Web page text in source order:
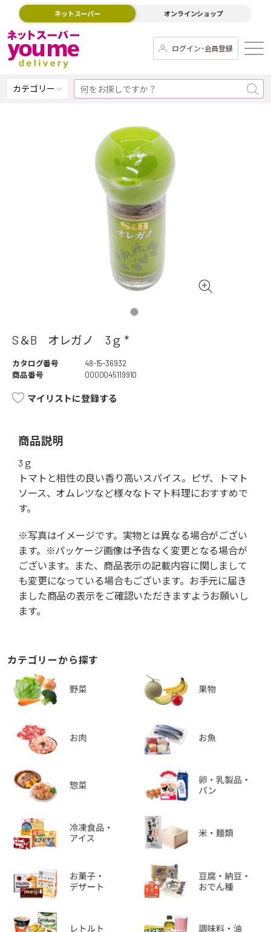
ネットスーパー オンラインショップ
ログイン･会員登録
カテゴリー
S＆B オレガノ 3ｇ *
カタログ番号
48-15-36932
商品番号
0000045119910
マイリストに登録する
商品説明
3ｇ
トマトと相性の良い香り高いスパイス。ピザ、トマト
ソース、オムレツなど様々なトマト料理におすすめで
す。
※写真はイメージです。実物とは異なる場合がござい
ます。※パッケージ画像は予告なく変更となる場合が
ございます。また、商品表示の記載内容に関しまして
も変更になっている場合もございます。お手元に届き
ました商品の表示をご確認いただきますようお願いし
ます。
カテゴリーから探す